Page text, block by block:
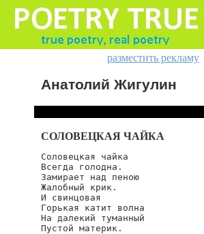
разместить рекламу
Анатолий Жигулин
СОЛОВЕЦКАЯ ЧАЙКА
Соловецкая чайка
Всегда голодна.
Замирает над пеною
Жалобный крик.
И свинцовая
Горькая катит волна
На далекий туманный
Пустой материк.